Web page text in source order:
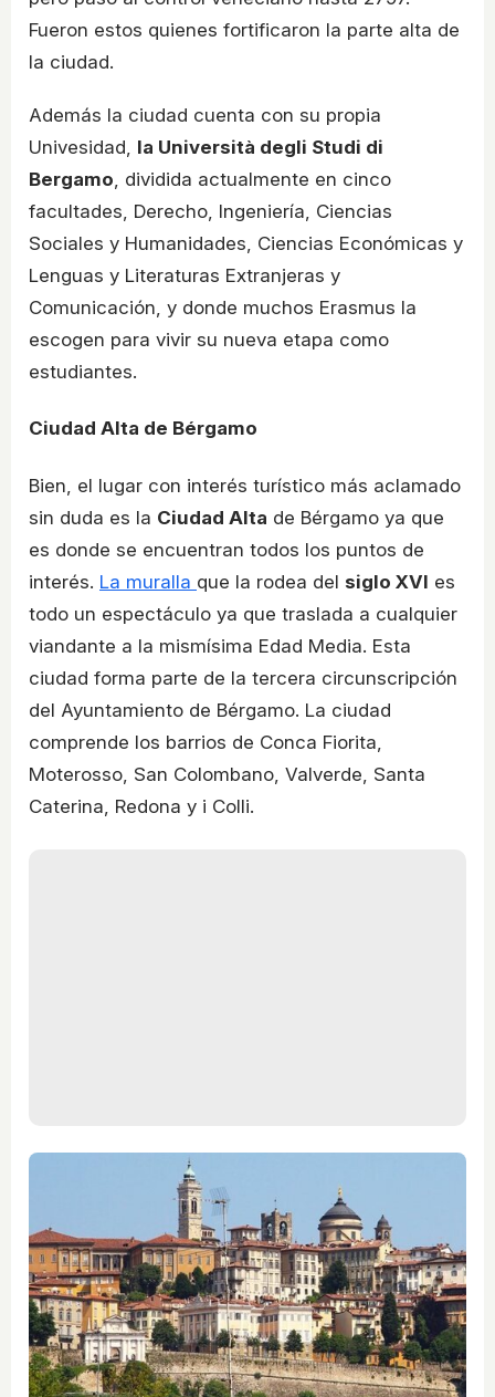
Fueron estos quienes fortificaron la parte alta de
la ciudad.
Además la ciudad cuenta con su propia
Univesidad, la Università degli Studi di
Bergamo , dividida actualmente en cinco
facultades, Derecho, Ingeniería, Ciencias
Sociales y Humanidades, Ciencias Económicas y
Lenguas y Literaturas Extranjeras y
Comunicación, y donde muchos Erasmus la
escogen para vivir su nueva etapa como
estudiantes.
Ciudad Alta de Bérgamo
Bien, el lugar con interés turístico más aclamado
sin duda es la Ciudad Alta de Bérgamo ya que
es donde se encuentran todos los puntos de
interés. La muralla que la rodea del siglo XVI es
todo un espectáculo ya que traslada a cualquier
viandante a la mismísima Edad Media. Esta
ciudad forma parte de la tercera circunscripción
del Ayuntamiento de Bérgamo. La ciudad
comprende los barrios de Conca Fiorita,
Moterosso, San Colombano, Valverde, Santa
Caterina, Redona y i Colli.